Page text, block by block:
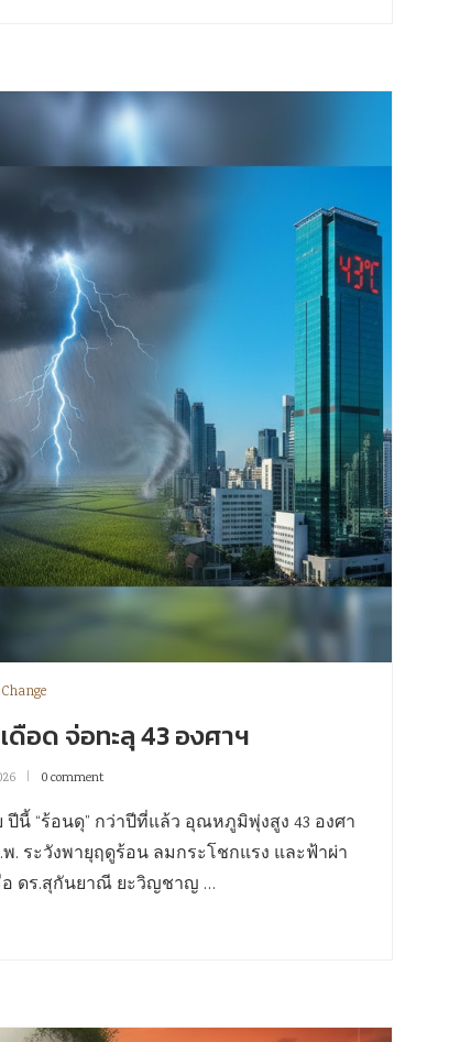
ดือด จ่อทะลุ 43 องศาฯ
0 comment
ปีนี้ “ร้อนดุ” กว่าปีที่แล้ว อุณหภูมิพุ่งสูง 43 องศา
. ระวังพายุฤดูร้อน ลมกระโชกแรง และฟ้าผ่า
อ ดร.สุกันยาณี ยะวิญชาญ …